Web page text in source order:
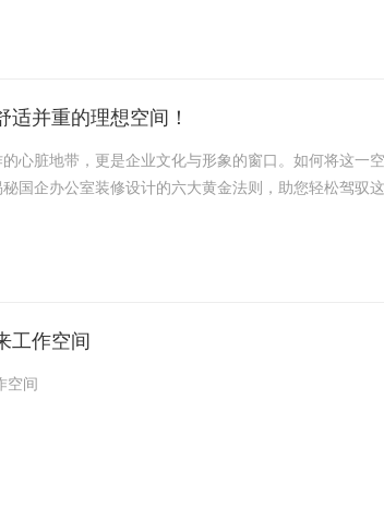
、心里美滋滋的设计师。
适并重的理想空间！
心脏地带，更是企业文化与形象的窗口。如何将这一
国企办公室装修设计的六大黄金法则，助您轻松驾驭这
工作空间
空间